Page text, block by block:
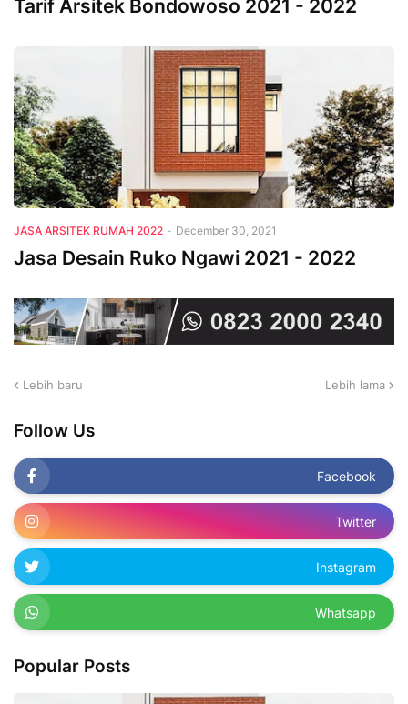
Tarif Arsitek Bondowoso 2021 - 2022
JASA ARSITEK RUMAH 2022 - December 30, 2021
Jasa Desain Ruko Ngawi 2021 - 2022
Lebih baru Lebih lama
Follow Us
Facebook
Twitter
Instagram
Whatsapp
Popular Posts